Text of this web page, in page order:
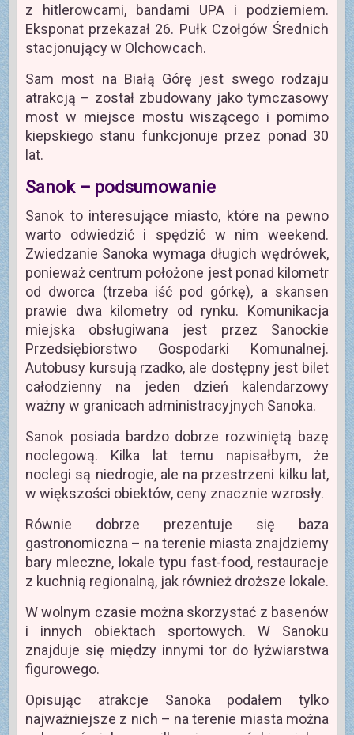
z hitlerowcami, bandami UPA i podziemiem.
Eksponat przekazał 26. Pułk Czołgów Średnich
stacjonujący w Olchowcach.
Sam most na Białą Górę jest swego rodzaju
atrakcją – został zbudowany jako tymczasowy
most w miejsce mostu wiszącego i pomimo
kiepskiego stanu funkcjonuje przez ponad 30
lat.
Sanok – podsumowanie
Sanok to interesujące miasto, które na pewno
warto odwiedzić i spędzić w nim weekend.
Zwiedzanie Sanoka wymaga długich wędrówek,
ponieważ centrum położone jest ponad kilometr
od dworca (trzeba iść pod górkę), a skansen
prawie dwa kilometry od rynku. Komunikacja
miejska obsługiwana jest przez Sanockie
Przedsiębiorstwo Gospodarki Komunalnej.
Autobusy kursują rzadko, ale dostępny jest bilet
całodzienny na jeden dzień kalendarzowy
ważny w granicach administracyjnych Sanoka.
Sanok posiada bardzo dobrze rozwiniętą bazę
noclegową. Kilka lat temu napisałbym, że
noclegi są niedrogie, ale na przestrzeni kilku lat,
w większości obiektów, ceny znacznie wzrosły.
Równie dobrze prezentuje się baza
gastronomiczna – na terenie miasta znajdziemy
bary mleczne, lokale typu fast-food, restauracje
z kuchnią regionalną, jak również droższe lokale.
W wolnym czasie można skorzystać z basenów
i innych obiektach sportowych. W Sanoku
znajduje się między innymi tor do łyżwiarstwa
figurowego.
Opisując atrakcje Sanoka podałem tylko
najważniejsze z nich – na terenie miasta można